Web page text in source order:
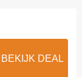
BEKIJK DEAL